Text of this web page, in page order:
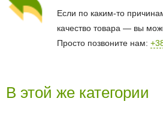
Если по каким-то
качество товара — вы
Просто позвоните нам:
В этой же категории